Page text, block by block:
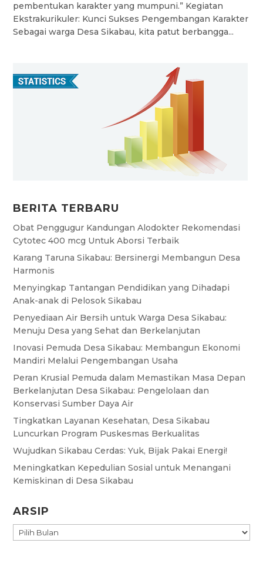
pembentukan karakter yang mumpuni.” Kegiatan
Ekstrakurikuler: Kunci Sukses Pengembangan Karakter
Sebagai warga Desa Sikabau, kita patut berbangga...
BERITA TERBARU
Obat Penggugur Kandungan Alodokter Rekomendasi
Cytotec 400 mcg Untuk Aborsi Terbaik
Karang Taruna Sikabau: Bersinergi Membangun Desa
Harmonis
Menyingkap Tantangan Pendidikan yang Dihadapi
Anak-anak di Pelosok Sikabau
Penyediaan Air Bersih untuk Warga Desa Sikabau:
Menuju Desa yang Sehat dan Berkelanjutan
Inovasi Pemuda Desa Sikabau: Membangun Ekonomi
Mandiri Melalui Pengembangan Usaha
Peran Krusial Pemuda dalam Memastikan Masa Depan
Berkelanjutan Desa Sikabau: Pengelolaan dan
Konservasi Sumber Daya Air
Tingkatkan Layanan Kesehatan, Desa Sikabau
Luncurkan Program Puskesmas Berkualitas
Wujudkan Sikabau Cerdas: Yuk, Bijak Pakai Energi!
Meningkatkan Kepedulian Sosial untuk Menangani
Kemiskinan di Desa Sikabau
ARSIP
ARSIP